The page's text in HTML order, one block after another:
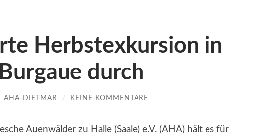
Herbstexkursion in
durch
AHA-DIETMAR / KEINE KOMMENTARE
Auenwälder zu Halle (Saale) e.V. (AHA) hält es für